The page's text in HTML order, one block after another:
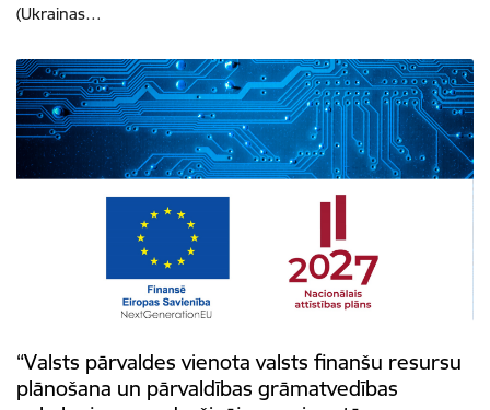
(Ukrainas…
“Valsts pārvaldes vienota valsts finanšu resursu
plānošana un pārvaldības grāmatvedības